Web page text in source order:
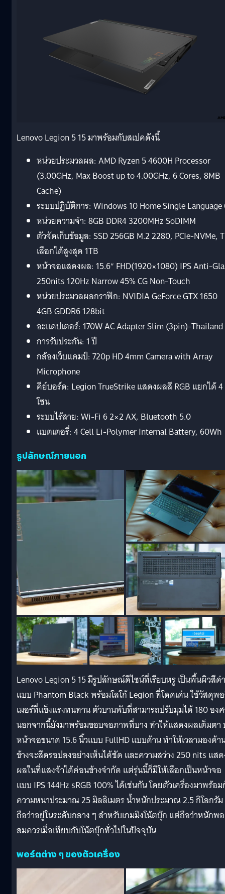
Lenovo Legion 5 15 มาพร้อมกับสเปคดังนี้
หน่วยประมวลผล: AMD Ryzen 5 4600H Processor
(3.00GHz, Max Boost up to 4.00GHz, 6 Cores, 8MB
Cache)
ระบบปฏิบัติการ: Windows 10 Home Single Language
หน่วยความจำ: 8GB DDR4 3200MHz SoDIMM
ตัวจัดเก็บข้อมูล: SSD 256GB M.2 2280, PCIe-NVMe,
เลือกได้สูงสุด 1TB
หน้าจอแสดงผล: 15.6″ FHD(1920×1080) IPS Anti-
250nits 120Hz Narrow 45% CG Non-Touch
หน่วยประมวลผลกราฟิก: NVIDIA GeForce GTX 1650
4GB GDDR6 128bit
อะแดปเตอร์: 170W AC Adapter Slim (3pin)-Thailand
การรับประกัน: 1 ปี
กล้องเว็บแคมป์: 720p HD 4mm Camera with Array
Microphone
คีย์บอร์ด: Legion TrueStrike แสดงผลสี RGB แยกได้ 4
โซน
ระบบไร้สาย: Wi-Fi 6 2×2 AX, Bluetooth 5.0
แบตเตอรี่: 4 Cell Li-Polymer Internal Battery, 60Wh
รูปลักษณ์ภายนอก
Lenovo Legion 5 15 มีรูปลักษณ์ดีไซน์ที่เรียบหรู เป็นพื้นผิวสีดำ
แบบ Phantom Black พร้อมโลโก้ Legion ที่โดดเด่น ใช้วัสดุพ
เมอร์ที่แข็งแรงทนทาน ตัวบานพับที่สามารถปรับมุมได้ 180 อง
นอกจากนี้ยังมาพร้อมขอบจอภาพที่บาง ทำให้แสดงผลเต็มตา
หน้าจอขนาด 15.6 นิ้วแบบ FullHD แบบด้าน ทำให้เวลามองด้า
ข้างจะสีดรอปลงอย่างเห็นได้ชัด และความสว่าง 250 nits แส
ผลในที่แสงจ้าได้ค่อนข้างจำกัด แต่รุ่นนี้ก็มีให้เลือกเป็นหน้าจอ
แบบ IPS 144Hz sRGB 100% ได้เช่นกัน โดยตัวเครื่องมาพร้อ
ความหนาประมาณ 25 มิลลิเมตร น้ำหนักประมาณ 2.5 กิโลกรัม
ถือว่าอยู่ในระดับกลาง ๆ สำหรับเกมมิงโน้ตบุ๊ก แต่ถือว่าหนักพอ
สมควรเมื่อเทียบกับโน้ตบุ๊กทั่วไปในปัจจุบัน
พอร์ตต่าง ๆ ของตัวเครื่อง